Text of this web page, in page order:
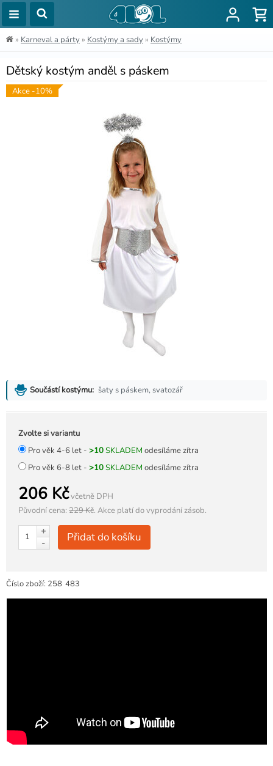
» Karneval a párty » Kostýmy a sady » Kostýmy
Dětský kostým anděl s páskem
Akce -10%
Součástí kostýmu: šaty s páskem, svatozář
Zvolte si variantu
Pro věk 4-6 let - >10SKLADEM odesíláme zítra
Pro věk 6-8 let - >10SKLADEM odesíláme zítra
206 Kčvčetně DPH
Původní cena: 229 Kč. Akce platí do vyprodání zásob.
+
-
Přidat do košíku
Číslo zboží: 258 483